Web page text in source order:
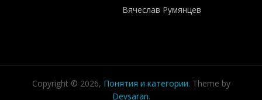
Вячеслав Румянцев
Copyright © 2026, Понятия и категории. Theme by
Devsaran.